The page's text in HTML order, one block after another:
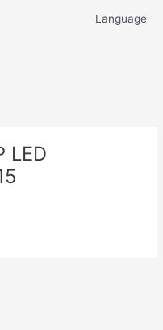
Language
LED